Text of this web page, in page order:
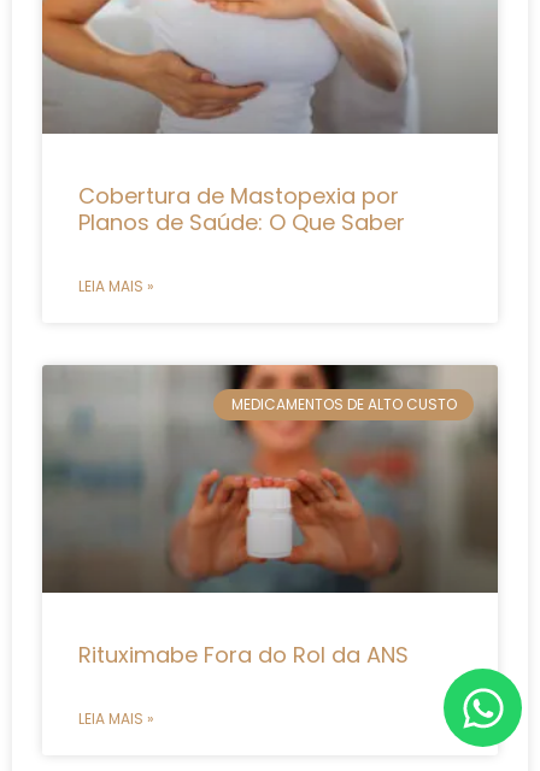
Cobertura de Mastopexia por
Planos de Saúde: O Que Saber
LEIA MAIS »
MEDICAMENTOS DE ALTO CUSTO
Rituximabe Fora do Rol da ANS
LEIA MAIS »